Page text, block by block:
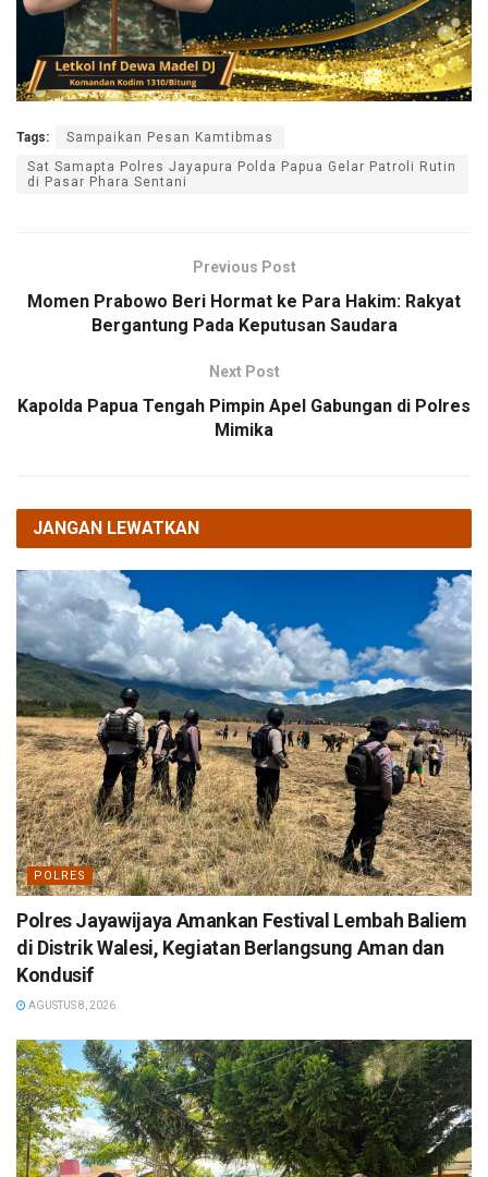
Tags:
Sampaikan Pesan Kamtibmas
Sat Samapta Polres Jayapura Polda Papua Gelar Patroli Rutin
di Pasar Phara Sentani
Previous Post
Momen Prabowo Beri Hormat ke Para Hakim: Rakyat
Bergantung Pada Keputusan Saudara
Next Post
Kapolda Papua Tengah Pimpin Apel Gabungan di Polres
Mimika
JANGAN LEWATKAN
POLRES
Polres Jayawijaya Amankan Festival Lembah Baliem
di Distrik Walesi, Kegiatan Berlangsung Aman dan
Kondusif
AGUSTUS 8, 2026